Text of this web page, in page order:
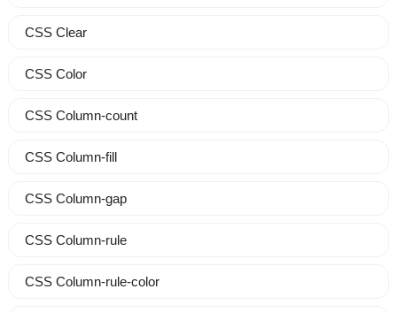
CSS Clear
CSS Color
CSS Column-count
CSS Column-fill
CSS Column-gap
CSS Column-rule
CSS Column-rule-color